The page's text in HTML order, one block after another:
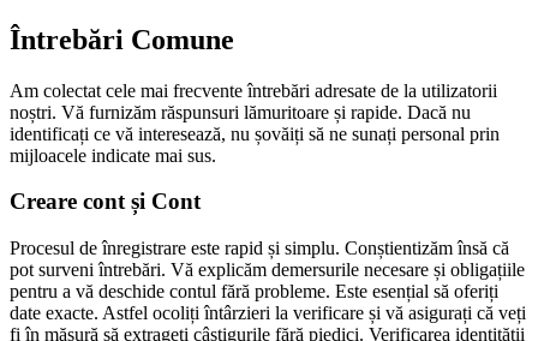
Întrebări Comune
Am colectat cele mai frecvente întrebări adresate de la utilizatorii
noștri. Vă furnizăm răspunsuri lămuritoare și rapide. Dacă nu
identificați ce vă interesează, nu șovăiți să ne sunați personal prin
mijloacele indicate mai sus.
Creare cont și Cont
Procesul de înregistrare este rapid și simplu. Conștientizăm însă că
pot surveni întrebări. Vă explicăm demersurile necesare și obligațiile
pentru a vă deschide contul fără probleme. Este esențial să oferiți
date exacte. Astfel ocoliți întârzieri la verificare și vă asigurați că veți
fi în măsură să extrageți câștigurile fără piedici. Verificarea identității